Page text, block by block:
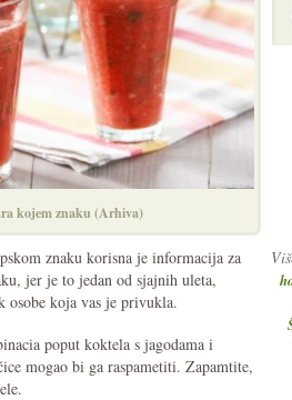
kojem znaku (Arhiva)
znaku korisna je informacija za
jer je to jedan od sjajnih uleta,
osobe koja vas je privukla.
poput koktela s jagodama i
mogao bi ga raspametiti. Zapamtite,